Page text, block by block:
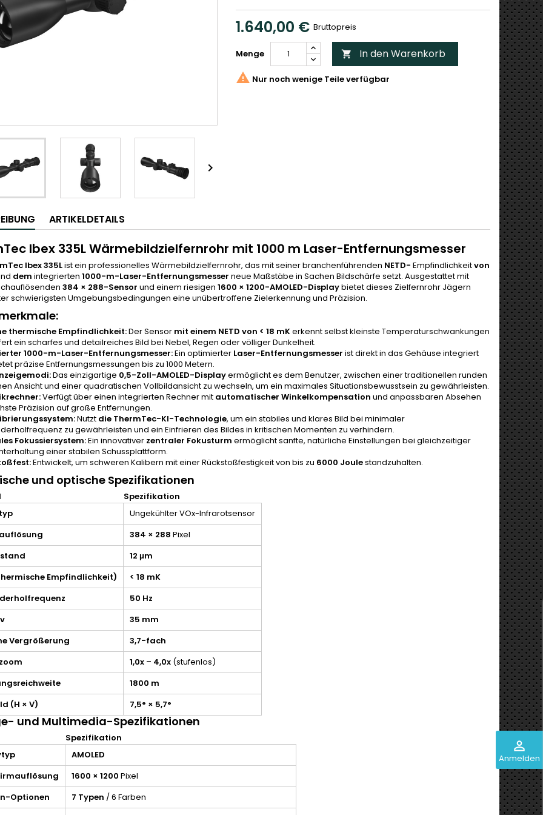
perm_identity
Anmelden

1.640,00 € Bruttopreis
Menge  In den Warenkorb
 Nur noch wenige Teile verfügbar
ARTIKELDETAILS
Ibex 335L Wärmebildzielfernrohr mit 1000 m Laser-Entfernungsmesser
Ibex 335List ein professionelles Wärmebildzielfernrohr, das mit seiner branchenführenden NETD- Empfindlichkeitvon
dem integrierten 1000-m-Laser-Entfernungsmesser neue Maßstäbe in Sachen Bildschärfe setzt. Ausgestattet mit
384 × 288-Sensor und einem riesigen 1600 × 1200-AMOLED-Displaybietet dieses Zielfernrohr Jägern
schwierigsten Umgebungsbedingungen eine unübertroffene Zielerkennung und Präzision.
thermische Empfindlichkeit:Der Sensor mit einem NETD von < 18 mKerkennt selbst kleinste Temperaturschwankungen
ein scharfes und detailreiches Bild bei Nebel, Regen oder völliger Dunkelheit.
1000-m-Laser-Entfernungsmesser:Ein optimierter Laser-Entfernungsmesser ist direkt in das Gehäuse integriert
präzise Entfernungsmessungen bis zu 1000 Metern.
Das einzigartige 0,5-Zoll-AMOLED-Displayermöglicht es dem Benutzer, zwischen einer traditionellen runden
Ansicht und einer quadratischen Vollbildansicht zu wechseln, um ein maximales Situationsbewusstsein zu gewährleisten.
Verfügt über einen integrierten Rechner mit automatischer Winkelkompensation und anpassbaren Absehen
Präzision auf große Entfernungen.
Nutzt die ThermTec-KI-Technologie, um ein stabiles und klares Bild bei minimaler
zu gewährleisten und ein Einfrieren des Bildes in kritischen Momenten zu verhindern.
Fokussiersystem:Ein innovativer zentraler Fokusturm ermöglicht sanfte, natürliche Einstellungen bei gleichzeitiger
einer stabilen Schussplattform.
Entwickelt, um schweren Kalibern mit einer Rückstoßfestigkeit von bis zu 6000 Joulestandzuhalten.
und optische Spezifikationen
Spezifikation
Ungekühlter VOx-Infrarotsensor
384 × 288 Pixel
12 μm
Empfindlichkeit)
< 18 mK
50 Hz
35 mm
Vergrößerung
3,7-fach
1,0x – 4,0x (stufenlos)
1800 m
(H × V)
7,5° × 5,7°
und Multimedia-Spezifikationen
Spezifikation
AMOLED
1600 × 1200 Pixel
Optionen
7 Typen / 6 Farben